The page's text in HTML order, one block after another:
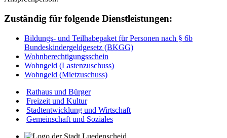
Zuständig für folgende Dienstleistungen:
Bildungs- und Teilhabepaket für Personen nach § 6b
Bundeskindergeldgesetz (BKGG)
Wohnberechtigungsschein
Wohngeld (Lastenzuschuss)
Wohngeld (Mietzuschuss)
Rathaus und Bürger
Freizeit und Kultur
Stadtentwicklung und Wirtschaft
Gemeinschaft und Soziales